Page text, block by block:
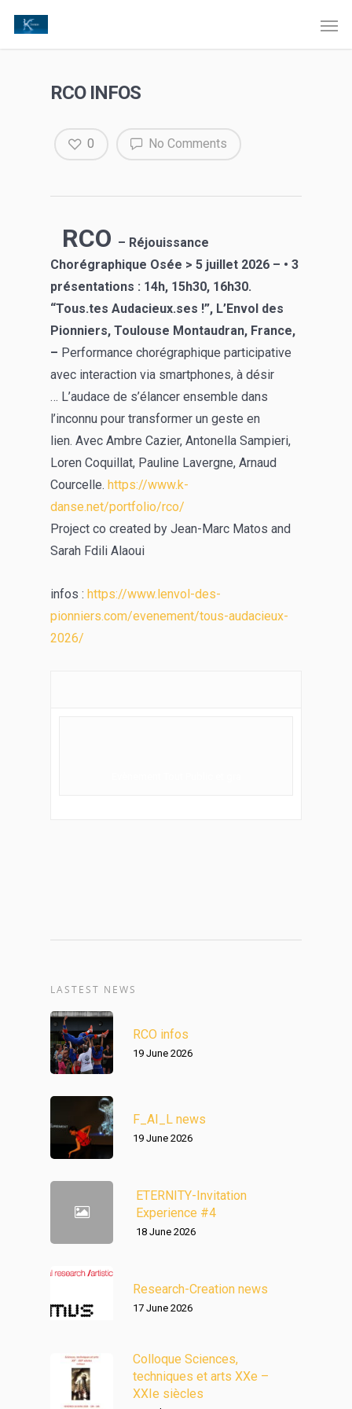
RCO INFOS
No Comments
0
RCO – Réjouissance
Chorégraphique Osée > 5 juillet 2026 – • 3
présentations : 14h, 15h30, 16h30.
“Tous.tes Audacieux.ses !”, L’Envol des
Pionniers, Toulouse Montaudran, France,
– Performance chorégraphique participative
avec interaction via smartphones, à désir
… L’audace de s’élancer ensemble dans
l’inconnu pour transformer un geste en
lien. Avec Ambre Cazier, Antonella Sampieri,
Loren Coquillat, Pauline Lavergne, Arnaud
Courcelle. https://www.k-
danse.net/portfolio/rco/
Project co created by Jean-Marc Matos and
Sarah Fdili Alaoui
infos : https://www.lenvol-des-
pionniers.com/evenement/tous-audacieux-
2026/
LASTEST NEWS
RCO infos
19 June 2026
F_AI_L news
19 June 2026
ETERNITY-Invitation
Experience #4
18 June 2026
Research-Creation news
17 June 2026
Colloque Sciences,
techniques et arts XXe –
XXIe siècles